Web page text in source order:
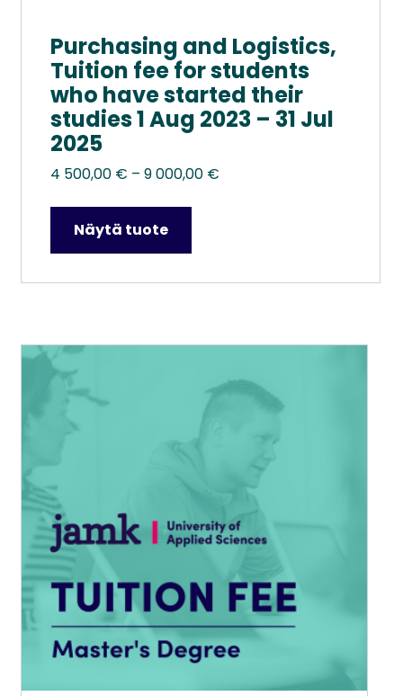
Purchasing and Logistics,
Tuition fee for students
who have started their
studies 1 Aug 2023 – 31 Jul
2025
4 500,00 € – 9 000,00 €Hintaluokka:
000,00 €
Näytä tuote
Tällä
tuotteella
useampi
tehdä
valinnat
tuotteen
sivulla.